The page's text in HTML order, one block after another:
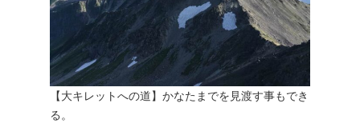
【大キレットへの道】かなたまでを見渡す事もでき
る。